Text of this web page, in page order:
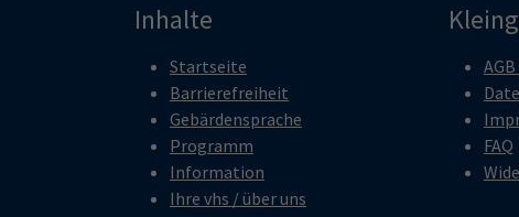
Inhalte
Startseite
Barrierefreiheit
Gebärdensprache
Programm
Information
Ihre vhs / über uns
FAQ